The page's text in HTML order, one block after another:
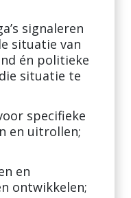
signaleren
situatie van
én politieke
situatie te
specifieke
en uitrollen;
en
ontwikkelen;